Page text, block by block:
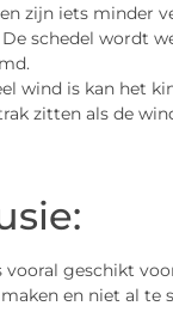
zijn iets minder
schedel wordt
wind is kan het
zitten als de
vooral geschikt
en niet al te